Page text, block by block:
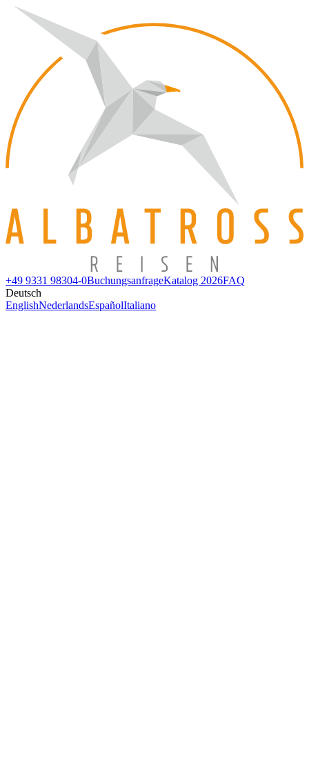
+49 9331 98304-0BuchungsanfrageKatalog 2026FAQ
Deutsch
EnglishNederlandsEspañolItaliano